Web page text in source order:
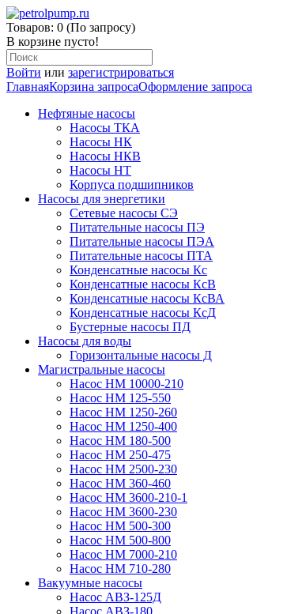
Товаров: 0 (По запросу)
В корзине пусто!
Войти или зарегистрироваться
ГлавнаяКорзина запросаОформление запроса
Нефтяные насосы
Насосы ТКА
Насосы НК
Насосы НКВ
Насосы НТ
Корпуса подшипников
Насосы для энергетики
Сетевые насосы СЭ
Питательные насосы ПЭ
Питательные насосы ПЭА
Питательные насосы ПТА
Конденсатные насосы Кс
Конденсатные насосы КсВ
Конденсатные насосы КсВА
Конденсатные насосы КсД
Бустерные насосы ПД
Насосы для воды
Горизонтальные насосы Д
Магистральные насосы
Насос НМ 10000-210
Насос НМ 125-550
Насос НМ 1250-260
Насос НМ 1250-400
Насос НМ 180-500
Насос НМ 250-475
Насос НМ 2500-230
Насос НМ 360-460
Насос НМ 3600-210-1
Насос НМ 3600-230
Насос НМ 500-300
Насос НМ 500-800
Насос НМ 7000-210
Насос НМ 710-280
Вакуумные насосы
Насос АВЗ-125Д
Насос АВЗ-180